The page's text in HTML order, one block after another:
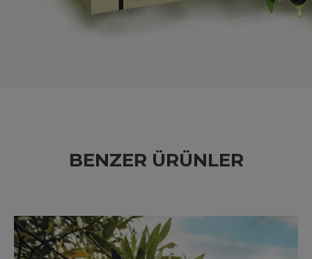
BENZER ÜRÜNLER